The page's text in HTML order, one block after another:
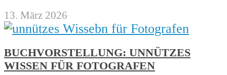
13. März 2026
BUCHVORSTELLUNG: UNNÜTZES
WISSEN FÜR FOTOGRAFEN